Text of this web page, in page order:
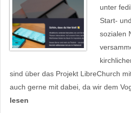
unter
Start-
sozialen
sind über das Projekt LibreChurch
auch gerne mit dabei, da wir dem
lesen